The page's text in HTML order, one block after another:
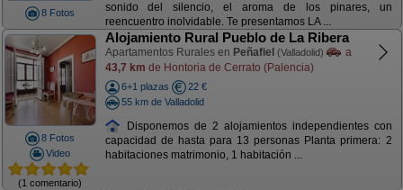
8 Fotos
sonido del silencio, el aroma de los pinares, un
reencuentro inolvidable. Te presentamos LA ...
8 Fotos
Video
(1 comentario)
Alojamiento Rural Pueblo de La Ribera
Apartamentos Rurales en Peñafiel (Valladolid)
a
43,7 km de Hontoria de Cerrato (Palencia)
6+1 plazas
22 €
55 km de Valladolid
Disponemos de 2 alojamientos independientes con
capacidad de hasta para 13 personas Planta primera: 2
habitaciones matrimonio, 1 habitación ...